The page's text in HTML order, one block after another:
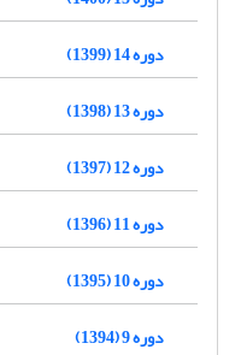
دوره 14 (1399)
دوره 13 (1398)
دوره 12 (1397)
دوره 11 (1396)
دوره 10 (1395)
دوره 9 (1394)